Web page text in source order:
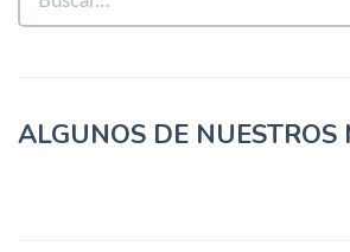
ALGUNOS DE NUESTROS